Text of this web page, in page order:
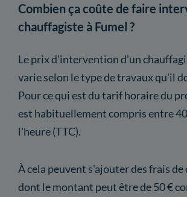
Combien ça coûte de faire
chauffagiste à Fumel ?
Le prix d'intervention d'un
varie selon le type de travaux qu'il
Pour ce qui est du tarif horaire du
est habituellement compris entre
l'heure (TTC).
À cela peuvent s'ajouter des frais
dont le montant peut être de 50 €